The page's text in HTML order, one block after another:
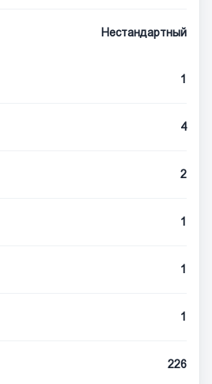
Нестандартный
1
4
2
1
1
1
226